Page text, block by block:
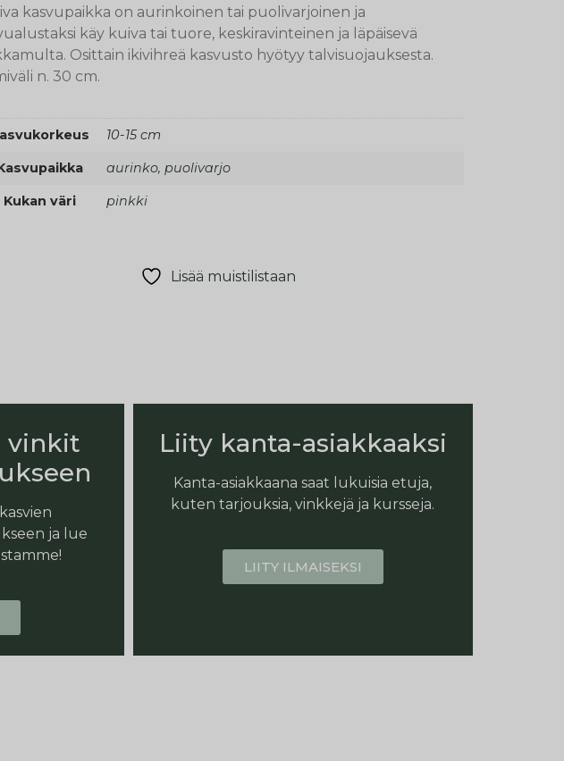
kasvupaikka on aurinkoinen tai puolivarjoinen ja
käy kuiva tai tuore, keskiravinteinen ja läpäisevä
Osittain ikivihreä kasvusto hyötyy talvisuojauksesta.
n. 30 cm.
10-15 cm
aurinko, puolivarjo
Kukan väri pinkki
Lisää muistilistaan
vinkit
ja lue
Liity kanta-asiakkaaksi
Kanta-asiakkaana saat lukuisia etuja,
kuten tarjouksia, vinkkejä ja kursseja.
LIITY ILMAISEKSI